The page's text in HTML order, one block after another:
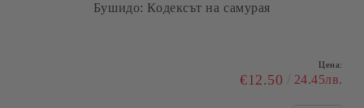
Бушидо: Кодексът на самурая
Цена:
€12.50 24.45лв.